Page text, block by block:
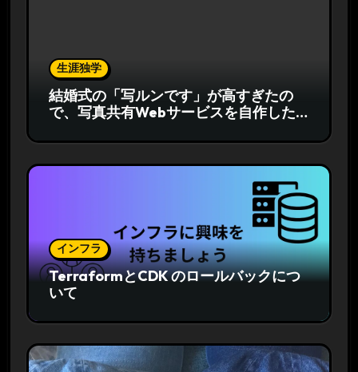
生涯独学
結婚式の「写ルンです」が高すぎたの
で、写真共有Webサービスを自作した
インフラ
TerraformとCDK のロールバックにつ
いて